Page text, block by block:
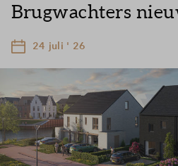
Brugwachters
24 juli ' 26